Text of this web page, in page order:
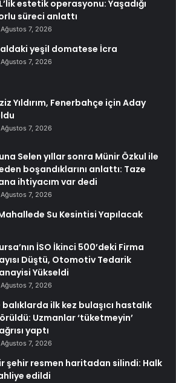
estetik operasyonu: Yaşadığı
süreci anlattı
Ağustos 7, 2026
yeşil domatese İcra
Ağustos 7, 2026
Yıldırım, Fenerbahçe için Aday
Ağustos 7, 2026
Selen yıllar sonra Münir Özkul ile
boşandıklarını anlattı: Taze
ihtiyacım var dedi
Ağustos 7, 2026
Su Kesintisi Yapılacak
İSO İkinci 500’deki Firma
Düştü, Otomotiv Tedarik
Yükseldi
Ağustos 7, 2026
balıklarda ilk kez bulaşıcı hastalık
Uzmanlar ‘tüketmeyin’
yaptı
Ağustos 7, 2026
şehir resmen haritadan silindi: Halk
edildi